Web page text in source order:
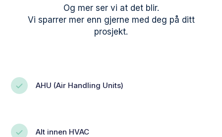
Og mer ser vi at det blir.
Vi sparrer mer enn gjerne med deg på ditt
prosjekt.
AHU (Air Handling Units)
Alt innen HVAC